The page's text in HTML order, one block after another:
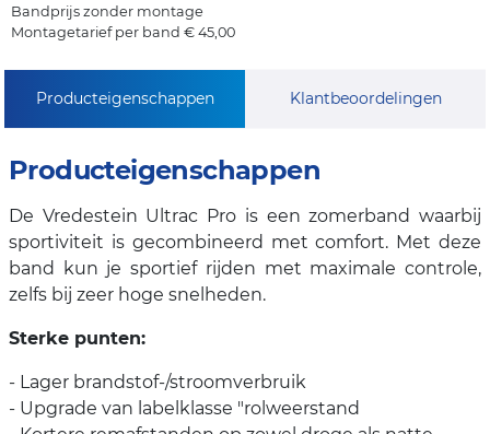
Bandprijs zonder montage
Montagetarief per band € 45,00
Producteigenschappen Klantbeoordelingen
Producteigenschappen
De Vredestein Ultrac Pro is een zomerband waarbij
sportiviteit is gecombineerd met comfort. Met deze
band kun je sportief rijden met maximale controle,
zelfs bij zeer hoge snelheden.
Sterke punten:
- Lager brandstof-/stroomverbruik
- Upgrade van labelklasse "rolweerstand